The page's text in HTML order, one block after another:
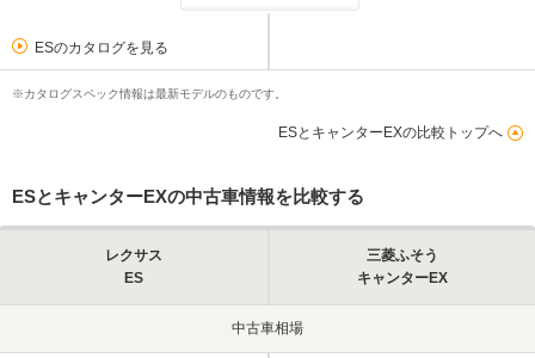
ESのカタログを見る
※カタログスペック情報は最新モデルのものです。
ESとキャンターEXの比較トップへ
ESとキャンターEXの中古車情報を比較する
レクサス
ES
三菱ふそう
キャンターEX
中古車相場